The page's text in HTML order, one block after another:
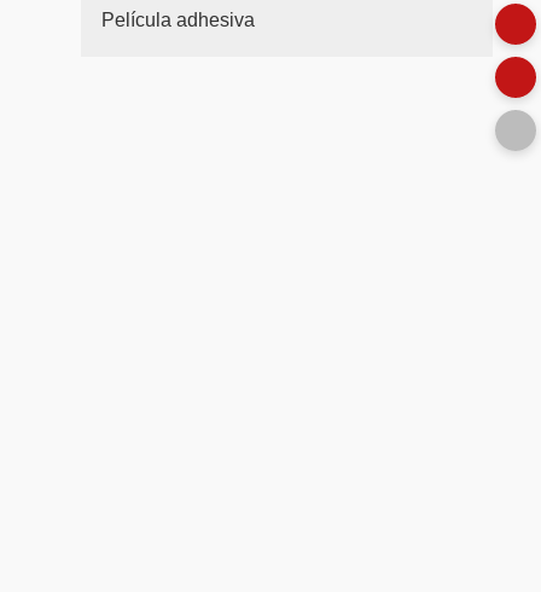
Película adhesiva